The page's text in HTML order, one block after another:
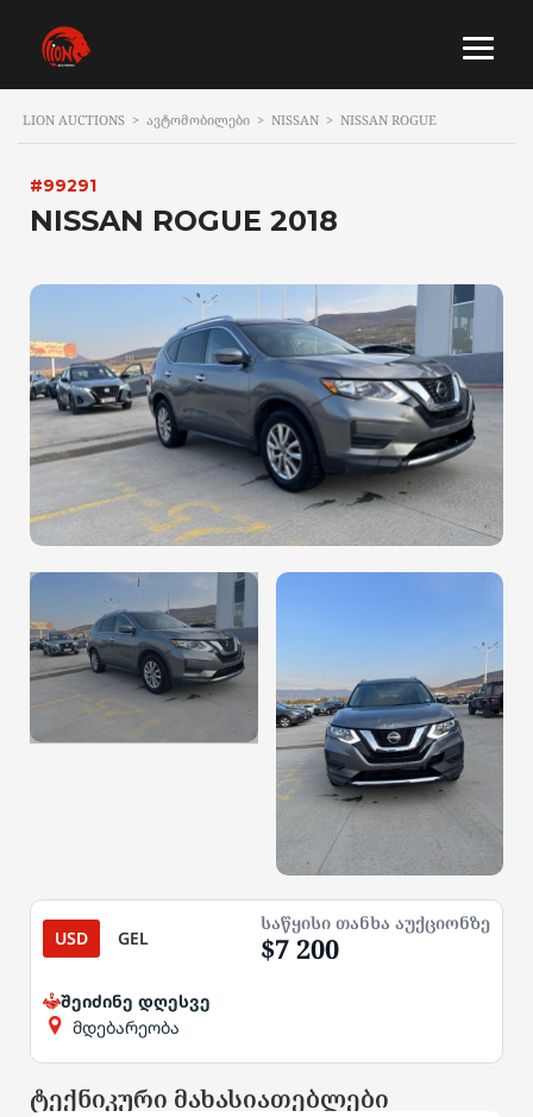
LION AUCTIONS > ᲐᲕᲢᲝᲛᲝᲑᲘᲚᲔᲑᲘ > NISSAN > NISSAN ROGUE
#99291
NISSAN ROGUE 2018
USD GEL
საწყისი თანხა აუქციონზე
$7 200
შეიძინე დღესვე
მდებარეობა
ტექნიკური მახასიათებლები